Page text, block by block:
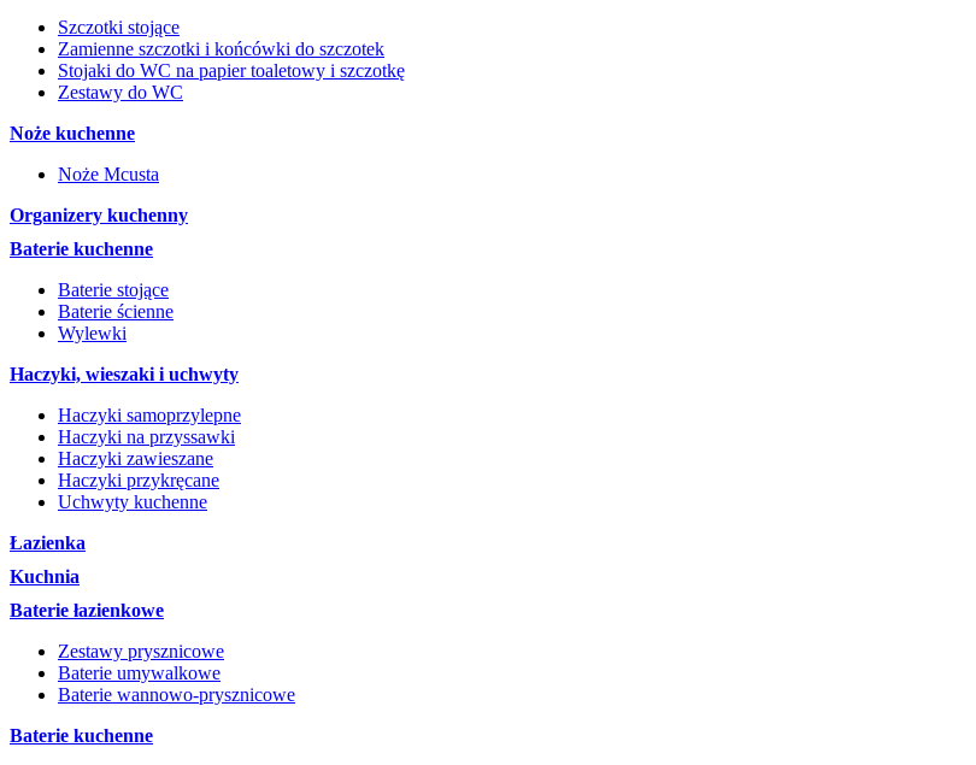
Szczotki stojące
Zamienne szczotki i końcówki do szczotek
Stojaki do WC na papier toaletowy i szczotkę
Zestawy do WC
Noże kuchenne
Noże Mcusta
Organizery kuchenny
Baterie kuchenne
Baterie stojące
Baterie ścienne
Wylewki
Haczyki, wieszaki i uchwyty
Haczyki samoprzylepne
Haczyki na przyssawki
Haczyki zawieszane
Haczyki przykręcane
Uchwyty kuchenne
Łazienka
Kuchnia
Baterie łazienkowe
Zestawy prysznicowe
Baterie umywalkowe
Baterie wannowo-prysznicowe
Baterie kuchenne